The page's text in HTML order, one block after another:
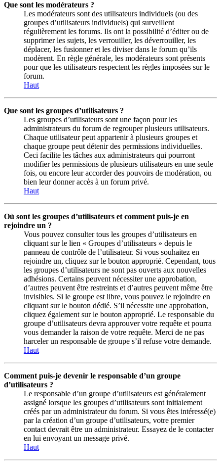
Que sont les modérateurs ?
Les modérateurs sont des utilisateurs individuels (ou des
groupes d’utilisateurs individuels) qui surveillent
régulièrement les forums. Ils ont la possibilité d’éditer ou de
supprimer les sujets, les verrouiller, les déverrouiller, les
déplacer, les fusionner et les diviser dans le forum qu’ils
modèrent. En règle générale, les modérateurs sont présents
pour que les utilisateurs respectent les règles imposées sur le
forum.
Haut
Que sont les groupes d’utilisateurs ?
Les groupes d’utilisateurs sont une façon pour les
administrateurs du forum de regrouper plusieurs utilisateurs.
Chaque utilisateur peut appartenir à plusieurs groupes et
chaque groupe peut détenir des permissions individuelles.
Ceci facilite les tâches aux administrateurs qui pourront
modifier les permissions de plusieurs utilisateurs en une seule
fois, ou encore leur accorder des pouvoirs de modération, ou
bien leur donner accès à un forum privé.
Haut
Où sont les groupes d’utilisateurs et comment puis-je en
rejoindre un ?
Vous pouvez consulter tous les groupes d’utilisateurs en
cliquant sur le lien « Groupes d’utilisateurs » depuis le
panneau de contrôle de l’utilisateur. Si vous souhaitez en
rejoindre un, cliquez sur le bouton approprié. Cependant, tous
les groupes d’utilisateurs ne sont pas ouverts aux nouvelles
adhésions. Certains peuvent nécessiter une approbation,
d’autres peuvent être restreints et d’autres peuvent même être
invisibles. Si le groupe est libre, vous pouvez le rejoindre en
cliquant sur le bouton dédié. S’il nécessite une approbation,
cliquez également sur le bouton approprié. Le responsable du
groupe d’utilisateurs devra approuver votre requête et pourra
vous demander la raison de votre requête. Merci de ne pas
harceler un responsable de groupe s’il refuse votre demande.
Haut
Comment puis-je devenir le responsable d’un groupe
d’utilisateurs ?
Le responsable d’un groupe d’utilisateurs est généralement
assigné lorsque les groupes d’utilisateurs sont initialement
créés par un administrateur du forum. Si vous êtes intéressé(e)
par la création d’un groupe d’utilisateurs, votre premier
contact devrait être un administrateur. Essayez de le contacter
en lui envoyant un message privé.
Haut